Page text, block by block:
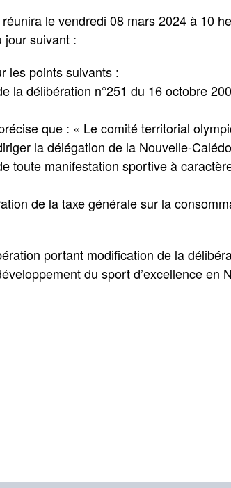
le vendredi 08 mars 2024 à 10
jour suivant :
les points suivants :
la délibération n°251 du 16 octobre
que : « Le comité territorial
la délégation de la Nouvelle-
toute manifestation sportive à
de la taxe générale sur la
portant modification de la
du sport d’excellence en